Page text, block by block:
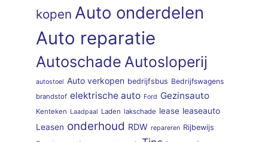
kopen Auto onderdelen
Auto reparatie
Autoschade Autosloperij
autostoel Auto verkopen bedrijfsbus Bedrijfswagens
brandstof elektrische auto Ford Gezinsauto
Kenteken Laadpaal Laden lakschade lease leaseauto
Leasen onderhoud RDW repareren Rijbewijs